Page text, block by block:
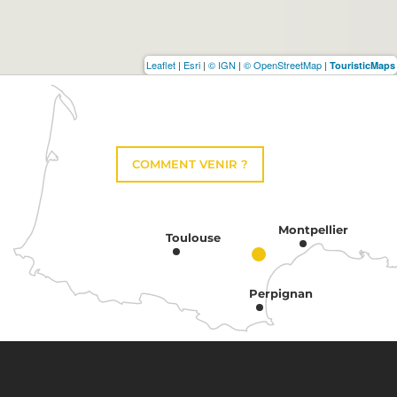
Leaflet | Esri | © IGN | © OpenStreetMap | TouristicMaps
COMMENT VENIR ?
Toulouse
Montpellier
Perpignan